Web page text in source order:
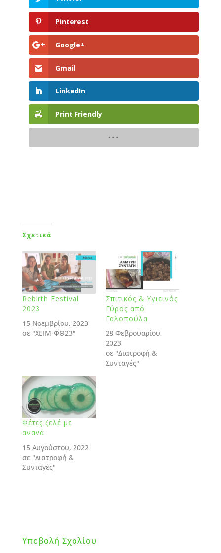
Pinterest
Google+
Gmail
LinkedIn
Print Friendly
Σχετικά
Rebirth Festival
2023
15 Νοεμβρίου, 2023
σε "ΧΕΙΜ-ΦΘ23"
Σπιτικός & Υγιεινός
Γύρος από
Γαλοπούλα
28 Φεβρουαρίου,
2023
σε "Διατροφή &
Συνταγές"
Φέτες ζελέ με
ανανά
15 Αυγούστου, 2022
σε "Διατροφή &
Συνταγές"
Υποβολή Σχολίου